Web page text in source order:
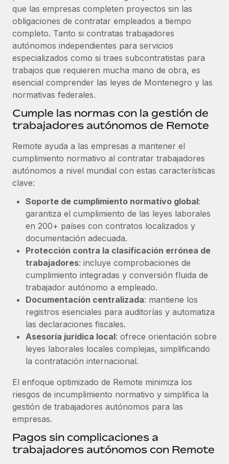
Pregunta a un experto
Obtén ayuda de gente experta en RR. HH. globales
y cumplimiento normativo.
Comprobaciones de antecedentes
Simplifica los procesos de cribado de candidatos.
Cumplimiento normativo
Adelántate a los riesgos de cumplimiento
normativo.
Gestión de dispositivos
Proporciona dispositivos tecnológicos y contrólalos
en todo el mundo.
Apertura de entidades
Movilidad y reubicación
Reubica a los empleados con facilidad.
Prestaciones
Gestiona las prestaciones de los empleados sin
complicaciones.
CASOS PRÁCTICOS
Consulta todos los recursos
BLOG
EOR y PEO
Contractor Management
Impuestos
BLOG
Integraciones con Gusto y Xero y Contractor
Management Plus
La misión de Remote sigue siendo ayudar a empresas de
todos los tamaños a contratar, gestionar y...
Más información
Pento se convierte en un empleador equitativo
con Remote
Gestionar las nóminas internamente es complicado. Tardas
semanas en hacerlo manualmente y, al mes...
Más información
que las empresas completen proyectos sin las
obligaciones de contratar empleados a tiempo
completo. Tanto si contratas trabajadores
autónomos independientes para servicios
especializados como si traes subcontratistas para
trabajos que requieren mucha mano de obra, es
esencial comprender las leyes de Montenegro y las
normativas federales.
Cumple las normas con la gestión de
trabajadores autónomos de Remote
Remote ayuda a las empresas a mantener el
cumplimiento normativo al contratar trabajadores
autónomos a nivel mundial con estas características
clave:
Soporte de cumplimiento normativo global:
garantiza el cumplimiento de las leyes laborales
en 200+ países con contratos localizados y
documentación adecuada.
Protección contra la clasificación errónea de
trabajadores: incluye comprobaciones de
cumplimiento integradas y conversión fluida de
trabajador autónomo a empleado.
Documentación centralizada: mantiene los
registros esenciales para auditorías y automatiza
las declaraciones fiscales.
Asesoría jurídica local: ofrece orientación sobre
leyes laborales locales complejas, simplificando
la contratación internacional.
El enfoque optimizado de Remote minimiza los
riesgos de incumplimiento normativo y simplifica la
gestión de trabajadores autónomos para las
empresas.
Pagos sin complicaciones a
trabajadores autónomos con Remote